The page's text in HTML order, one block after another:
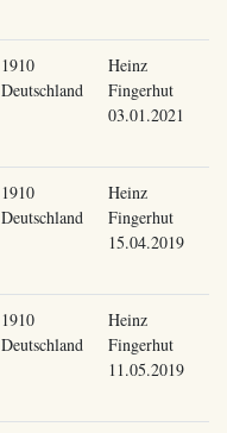
1910
Deutschland
Heinz
Fingerhut
03.01.2021
1910
Deutschland
Heinz
Fingerhut
15.04.2019
1910
Deutschland
Heinz
Fingerhut
11.05.2019